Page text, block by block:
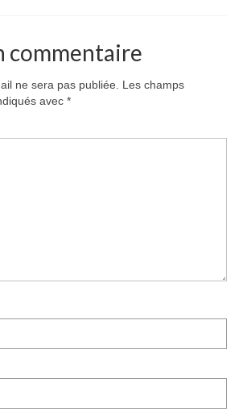
commentaire
ne sera pas publiée.
Les champs
avec *